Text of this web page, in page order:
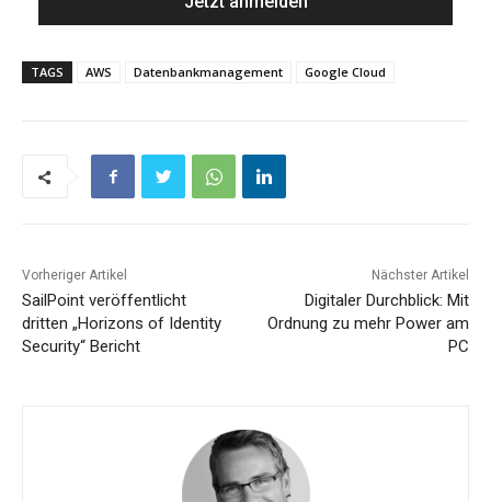
TAGS AWS Datenbankmanagement Google Cloud
Vorheriger Artikel
SailPoint veröffentlicht
dritten „Horizons of Identity
Security“ Bericht
Nächster Artikel
Digitaler Durchblick: Mit
Ordnung zu mehr Power am
PC